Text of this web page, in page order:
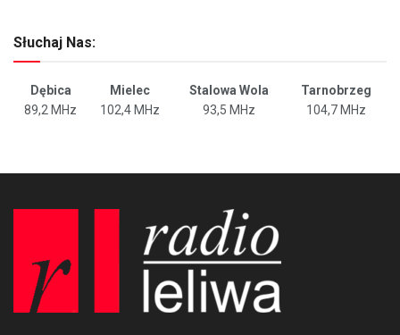
Słuchaj Nas:
Dębica Mielec Stalowa Wola
Tarnobrzeg
89,2 MHz
102,4 MHz 93,5 MHz 104,7 MHz